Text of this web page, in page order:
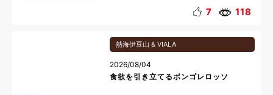
7 118
熱海伊豆山 & VIALA
2026/08/04
食欲を引き立てるボンゴレロッソ